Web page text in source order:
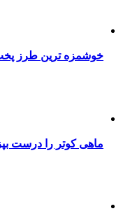
خوشمزه ترین طرز
ماهی کوتر را درست